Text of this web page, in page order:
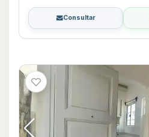
Consultar